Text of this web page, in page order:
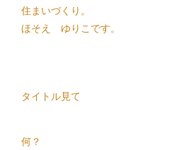
住まいづくり。
ほそえ ゆりこです。
タイトル見て
何？